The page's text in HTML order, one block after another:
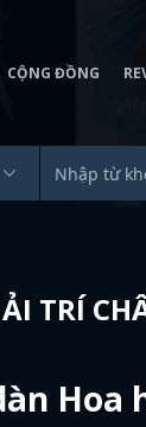
CỘNG ĐỒNG
TRÍ
Hoa